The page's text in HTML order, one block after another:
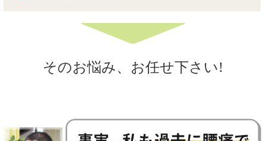
そのお悩み、お任せ下さい!